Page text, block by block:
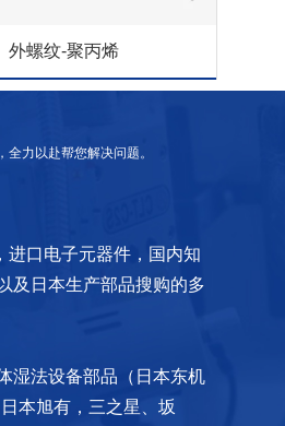
外螺纹-聚丙烯
力以赴帮您解决问题。
进口电子元器件，国内知
及日本生产部品搜购的多
湿法设备部品（日本东机
本旭有，三之星、坂